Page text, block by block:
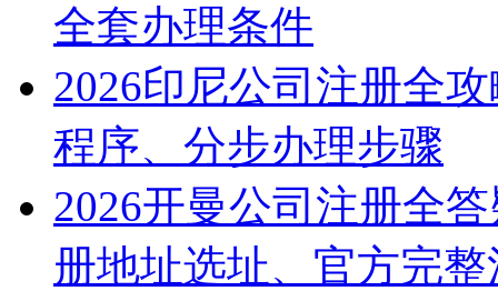
全套办理条件
2026印尼公司注册全
程序、分步办理步骤
2026开曼公司注册全
册地址选址、官方完